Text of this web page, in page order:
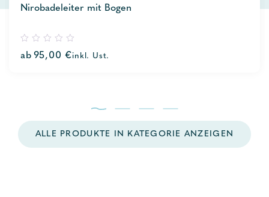
Nirobadeleiter mit Bogen
out
ab 95,00€inkl. Ust.
ALLE PRODUKTE IN KATEGORIE ANZEIGEN